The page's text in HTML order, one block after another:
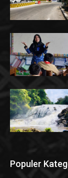
Populer